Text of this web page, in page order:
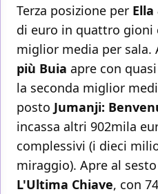
Terza posizione per Ella
di euro in quattro gioni
miglior media per sala.
più Buia apre con
la seconda miglior
posto Jumanji:
incassa altri 902mila
complessivi (i dieci
miraggio). Apre al
L'Ultima Chiave, con